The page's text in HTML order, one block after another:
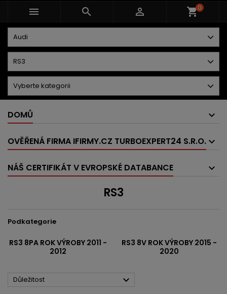
   shopping_cart0
DOMŮ
OVĚŘENÁ FIRMA IFIRMY.CZ TURBOEXPERT24 S.R.O.
NÁŠ CERTIFIKÁT V EVROPSKÉ DATABANCE
RS3
Podkategorie
RS3 8PA ROK VÝROBY 2011 -
2012
RS3 8V ROK VÝROBY 2015 -
2020
Důležitost 